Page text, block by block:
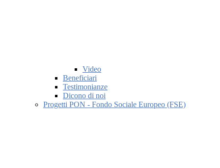
Video
Beneficiari
Testimonianze
Dicono di noi
Progetti PON - Fondo Sociale Europeo (FSE)